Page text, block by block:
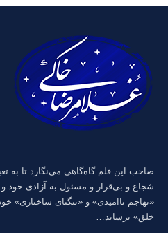
صاحب این قلم گاه‌گاهی می‌نگارد تا به
شجاع و بی‌قرار و مسئول به آزادی خود و
«تهاجم ناامیدی» و «تنگنای ساختاری»
خلق» برساند…